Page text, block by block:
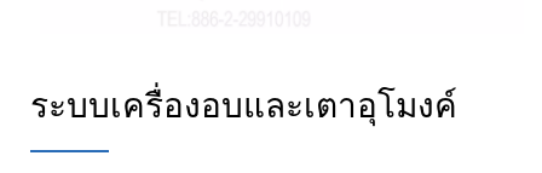
ระบบเครื่องอบและเตาอุโมงค์